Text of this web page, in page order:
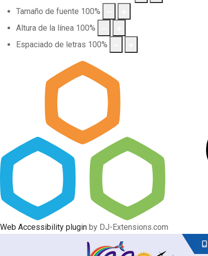
Tamaño de fuente 100%
Altura de la línea 100%
Espaciado de letras 100%
Web Accessibility plugin by DJ-Extensions.com